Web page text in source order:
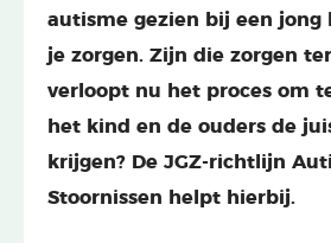
autisme gezien bij een jong
je zorgen. Zijn die zorgen
verloopt nu het proces om
het kind en de ouders de
krijgen? De JGZ-richtlijn
Stoornissen helpt hierbij.